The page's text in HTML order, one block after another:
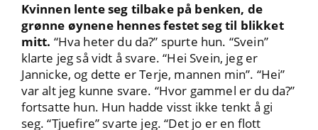
Kvinnen lente seg tilbake på benken, de
grønne øynene hennes festet seg til blikket
mitt. “Hva heter du da?” spurte hun. “Svein”
klarte jeg så vidt å svare. “Hei Svein, jeg er
Jannicke, og dette er Terje, mannen min”. “Hei”
var alt jeg kunne svare. “Hvor gammel er du da?”
fortsatte hun. Hun hadde visst ikke tenkt å gi
seg. “Tjuefire” svarte jeg. “Det jo er en flott